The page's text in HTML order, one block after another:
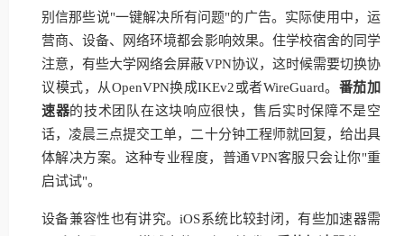
别信那些说"一键解决所有问题"的广告。实际使用中，运
营商、设备、网络环境都会影响效果。住学校宿舍的同学
注意，有些大学网络会屏蔽VPN协议，这时候需要切换协
议模式，从OpenVPN换成IKEv2或者WireGuard。 番茄加
速器的技术团队在这块响应很快，售后实时保障不是空
话，凌晨三点提交工单，二十分钟工程师就回复，给出具
体解决方案。这种专业程度，普通VPN客服只会让你"重
启试试"。
设备兼容性也有讲究。iOS系统比较封闭，有些加速器需